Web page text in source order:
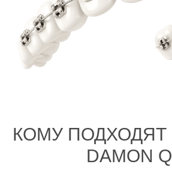
КОМУ ПОДХОДЯТ
DAMON